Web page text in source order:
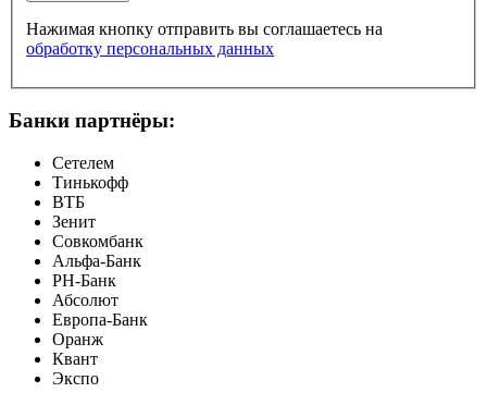
Нажимая кнопку отправить вы соглашаетесь на
обработку персональных данных
Банки партнёры:
Сетелем
Тинькофф
ВТБ
Зенит
Совкомбанк
Альфа-Банк
РН-Банк
Абсолют
Европа-Банк
Оранж
Квант
Экспо